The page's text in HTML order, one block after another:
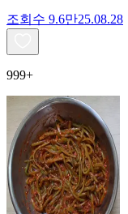
조회수 9.6만25.08.28
999+